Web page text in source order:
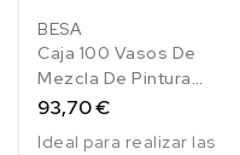
BESA
Caja 100 Vasos De
Mezcla De Pintura
Reglados Besa 2300 Ml
93,70 €
Ideal para realizar las